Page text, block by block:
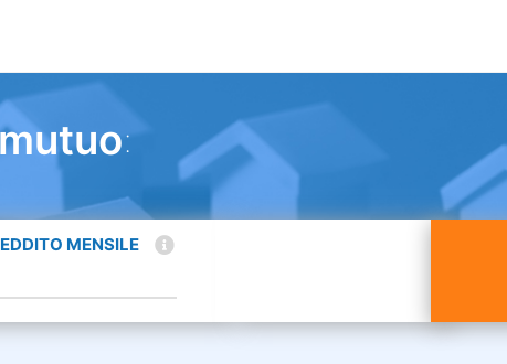
:
MENSILE